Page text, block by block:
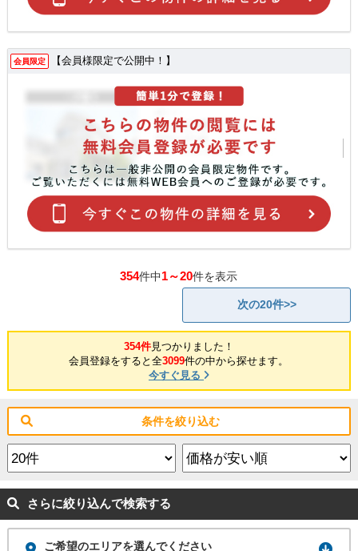
会員限定 【会員様限定で公開中！】
354件中1～20件を表示
次の20件>>
354件見つかりました！
会員登録をすると全3099件の中から探せます。
今すぐ見る
条件を絞り込む
さらに絞り込んで検索する
ご希望のエリアを選んでください